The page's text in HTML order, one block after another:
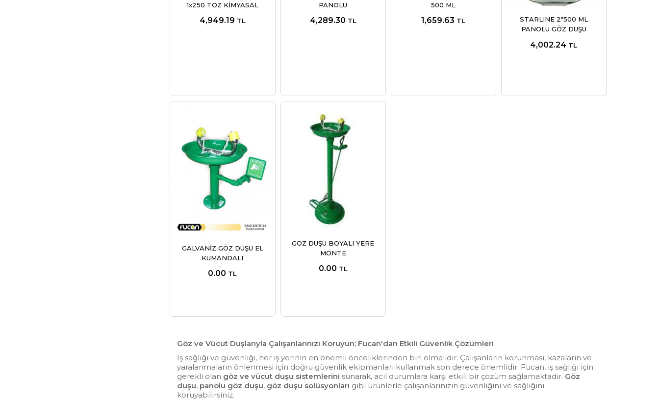
1x250 TOZ KİMYASAL
4,949.19 TL
PANOLU
4,289.30 TL
500 ML
1,659.63 TL
STARLINE 2*500 ML
PANOLU GÖZ DUŞU
4,002.24 TL
GALVANİZ GÖZ DUŞU EL
KUMANDALI
0.00 TL
GÖZ DUŞU BOYALI YERE
MONTE
0.00 TL
Göz ve Vücut Duşlarıyla Çalışanlarınızı Koruyun: Fucan'dan Etkili Güvenlik Çözümleri
İş sağlığı ve güvenliği, her iş yerinin en önemli önceliklerinden biri olmalıdır. Çalışanların korunması, kazaların ve
yaralanmaların önlenmesi için doğru güvenlik ekipmanları kullanmak son derece önemlidir. Fucan, iş sağlığı için
gerekli olan göz ve vücut duşu sistemlerini sunarak, acil durumlara karşı etkili bir çözüm sağlamaktadır. Göz
duşu, panolu göz duşu, göz duşu solüsyonları gibi ürünlerle çalışanlarınızın güvenliğini ve sağlığını
koruyabilirsiniz.